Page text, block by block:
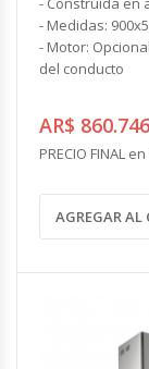
- Medidas:
- Motor:
del conducto
AR$ 860.746
PRECIO FINAL
AGREGAR AL